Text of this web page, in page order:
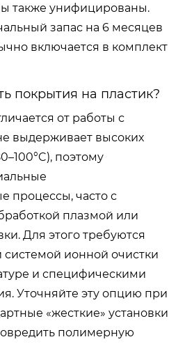
также унифицированы.
запас на 6 месяцев
включается в комплект
покрытия на пластик?
от работы с
выдерживает высоких
поэтому
процессы, часто с
плазмой или
Для этого требуются
ионной очистки
и специфическими
Уточняйте эту опцию при
«жесткие» установки
полимерную